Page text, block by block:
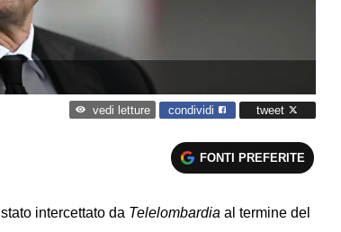
vedi letture condividi tweet
FONTI PREFERITE
intercettato da Telelombardia al termine del